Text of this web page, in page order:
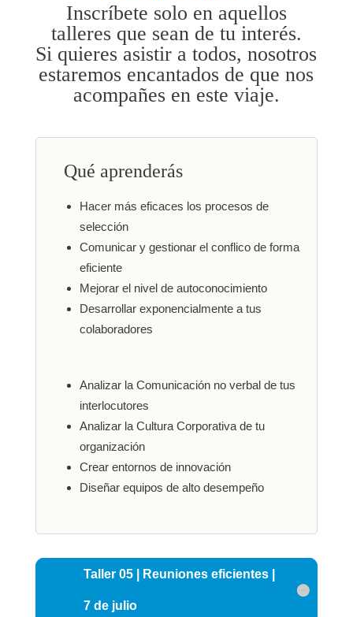
Inscríbete solo en aquellos
talleres que sean de tu interés.
Si quieres asistir a todos, nosotros
estaremos encantados de que nos
acompañes en este viaje.
Qué aprenderás
Hacer más eficaces los procesos de
selección
Comunicar y gestionar el conflico de forma
eficiente
Mejorar el nivel de autoconocimiento
Desarrollar exponencialmente a tus
colaboradores
Analizar la Comunicación no verbal de tus
interlocutores
Analizar la Cultura Corporativa de tu
organización
Crear entornos de innovación
Diseñar equipos de alto desempeño
Taller 05 | Reuniones eficientes |
7 de julio